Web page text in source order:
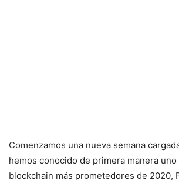
Comenzamos una nueva semana
hemos conocido de primera manera
blockchain más prometedores de 2020,